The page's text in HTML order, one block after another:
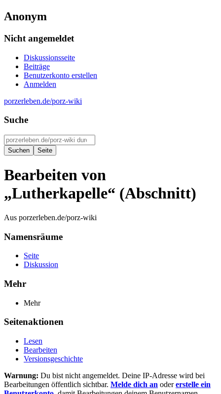
Anonym
Nicht angemeldet
Diskussionsseite
Beiträge
Benutzerkonto erstellen
Anmelden
porzerleben.de/porz-wiki
Suche
Bearbeiten von
„Lutherkapelle“ (Abschnitt)
Aus porzerleben.de/porz-wiki
Namensräume
Seite
Diskussion
Mehr
Mehr
Seitenaktionen
Lesen
Bearbeiten
Versionsgeschichte
Warnung: Du bist nicht angemeldet. Deine IP-Adresse wird bei
Bearbeitungen öffentlich sichtbar. Melde dich an odererstelle ein